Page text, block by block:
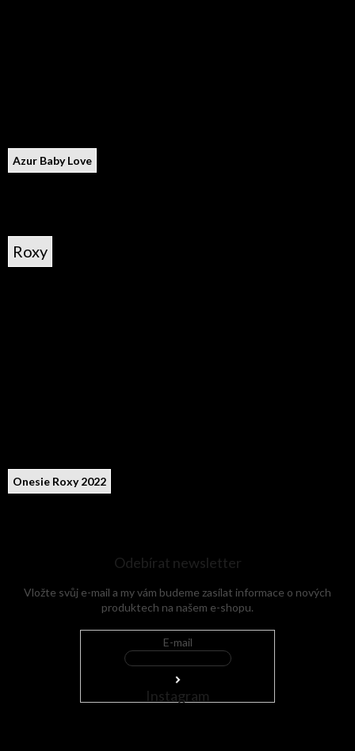
Azur Baby Love
Roxy
Onesie Roxy 2022
Odebírat newsletter
Vložte svůj e-mail a my vám budeme zasílat informace o nových
produktech na našem e-shopu.
E-mail
Instagram